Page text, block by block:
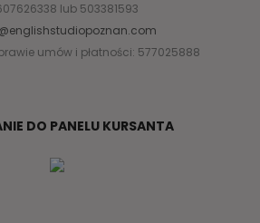
lub 503381593
umów i płatności: 577025888
DO PANELU KURSANTA